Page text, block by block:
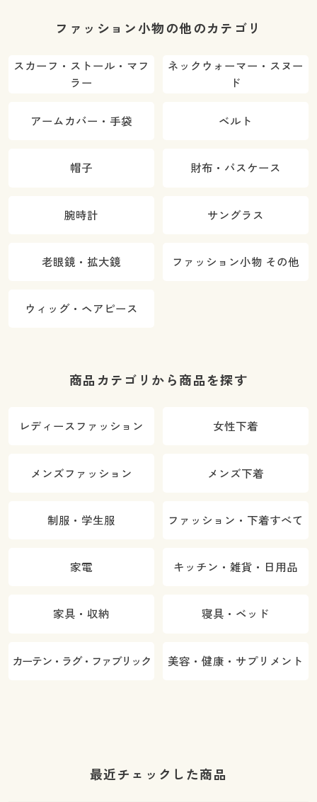
ファッション小物の他のカテゴリ
スカーフ・ストール・マフ
ラー
ネックウォーマー・スヌー
ド
アームカバー・手袋 ベルト
帽子 財布・パスケース
腕時計 サングラス
老眼鏡・拡大鏡 ファッション小物 その他
ウィッグ・ヘアピース
商品カテゴリから商品を探す
レディースファッション 女性下着
メンズファッション メンズ下着
制服・学生服 ファッション・下着すべて
家電 キッチン・雑貨・日用品
家具・収納 寝具・ベッド
カーテン・ラグ・ファブリック 美容・健康・サプリメント
最近チェックした商品